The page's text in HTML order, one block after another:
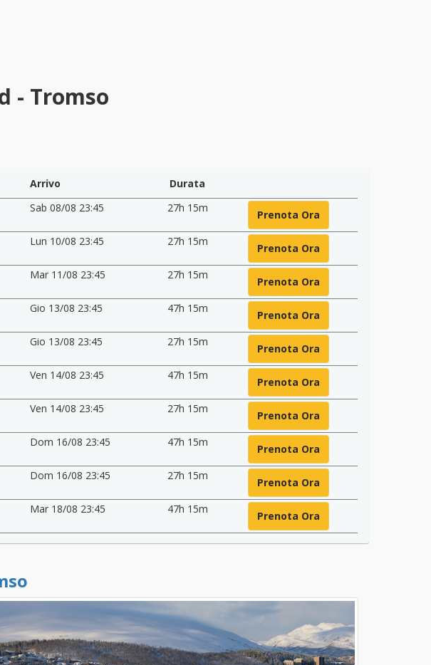
- Tromso
Arrivo
Durata
Sab 08/08 23:45 27h 15m
Prenota Ora
Lun 10/08 23:45 27h 15m
Prenota Ora
Mar 11/08 23:45 27h 15m
Prenota Ora
Gio 13/08 23:45 47h 15m
Prenota Ora
Gio 13/08 23:45 27h 15m
Prenota Ora
Ven 14/08 23:45 47h 15m
Prenota Ora
Ven 14/08 23:45 27h 15m
Prenota Ora
Dom 16/08 23:45 47h 15m
Prenota Ora
Dom 16/08 23:45 27h 15m
Prenota Ora
Mar 18/08 23:45 47h 15m
Prenota Ora